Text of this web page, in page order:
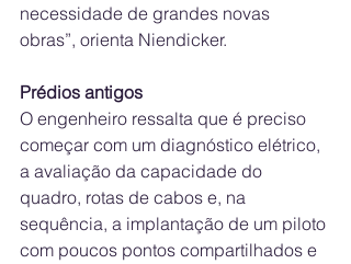
necessidade de grandes novas
obras”, orienta Niendicker.
Prédios antigos
O engenheiro ressalta que é preciso
começar com um diagnóstico elétrico,
a avaliação da capacidade do
quadro, rotas de cabos e, na
sequência, a implantação de um piloto
com poucos pontos compartilhados e